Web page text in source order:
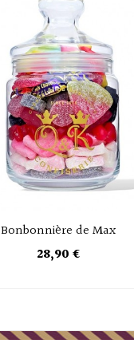
Bonbonnière de Max
28,90 €